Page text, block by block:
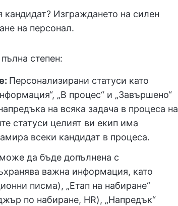
Изграждането на силен
на персонал.
степен:
Персонализирани статуси като
„В процес“ и „Завършено“
на всяка задача в процеса на
статуси целият ви екип има
всеки кандидат в процеса.
да бъде допълнена с
важна информация, като
писма), „Етап на набиране“
по набиране, HR), „Напредък“